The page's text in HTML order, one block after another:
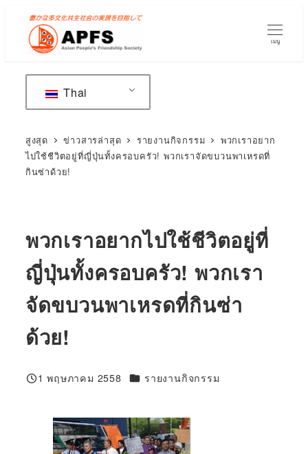
เนื้อหา
เมนู
Thai
สูงสุด ข่าวสารล่าสุด รายงานกิจกรรม
พวกเราอยาก
ไปใช้ชีวิตอยู่ที่ญี่ปุ่นทั้งครอบครัว! พวกเราจัดขบวนพาเหรดที่
กินซ่าด้วย!
พวกเราอยากไปใช้ชีวิตอยู่ที่
ญี่ปุ่นทั้งครอบครัว! พวกเรา
จัดขบวนพาเหรดที่กินซ่า
ด้วย!
ที่ตีพิมพ์
1 พฤษภาคม 2558 100%รายงานกิจกรรม